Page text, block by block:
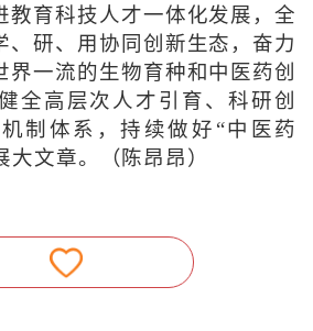
教育科技人才一体化发展，全
、研、用协同创新生态，奋力
界一流的生物育种和中医药创
全高层次人才引育、科研创
制体系，持续做好“中医药
大文章。（陈昂昂）